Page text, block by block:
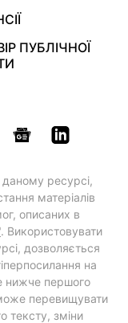
ПУБЛІЧНОЇ
даному ресурсі,
матеріалів
описаних в
. Використовувати
дозволяється
на
нижче першого
перевищувати
тексту, зміни